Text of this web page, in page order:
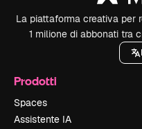
La piattaforma creativa per
1 milione di abbonati tra
Prodotti
Spaces
Assistente IA